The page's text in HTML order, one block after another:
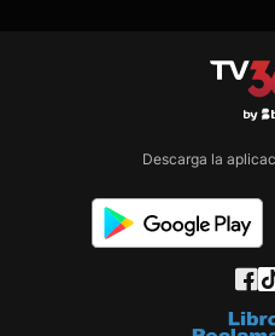
Descarga la